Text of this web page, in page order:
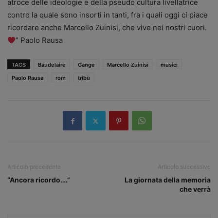
atroce delle ideologie e della pseudo cultura livellatrice
contro la quale sono insorti in tanti, fra i quali oggi ci piace
ricordare anche Marcello Zuinisi, che vive nei nostri cuori.
” Paolo Rausa
TAGS Baudelaire Gange Marcello Zuinisi
musici
Paolo Rausa
rom tribù
Articolo precedente
“Ancora ricordo….”
Articolo successivo
La giornata della memoria
che verrà